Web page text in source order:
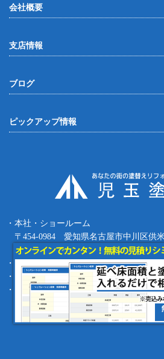
会社概要
支店情報
ブログ
ピックアップ情報
・本社・ショールーム
〒454-0984 愛知県名古屋市中川区供
Tel.052-387-8427 Fax.052-387-8497
・四日市支店 〒512-0911 三重県四日市
・緑支店 〒458-0801 愛知県名古屋市緑
・工事部 〒455-0873 愛知県名古屋市港
copyright (c) 児玉塗装